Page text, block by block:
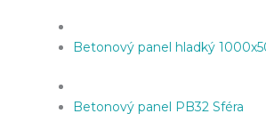
Betonový panel hladký
Betonový panel PB32 Sféra